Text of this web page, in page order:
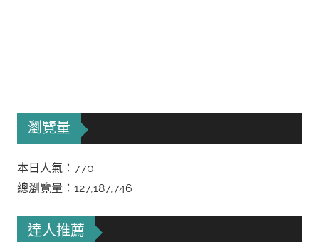
瀏覽量
本日人氣：770
總瀏覽量：127,187,746
達人推薦